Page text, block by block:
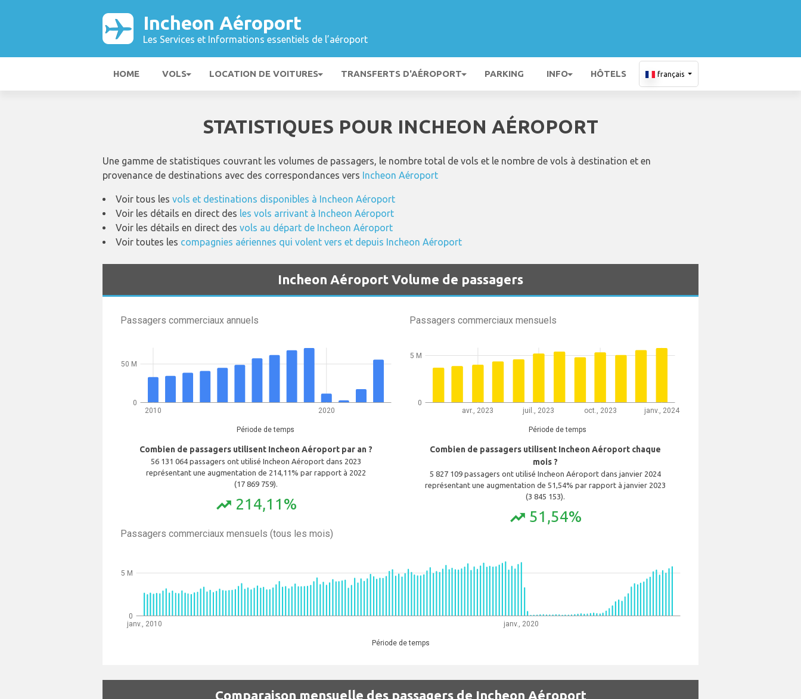
Incheon Aéroport
Les Services et Informations essentiels de l’aéroport
HOME VOLS LOCATION DE VOITURES TRANSFERTS D'AÉROPORT PARKING INFO HÔTELS français
STATISTIQUES POUR INCHEON AÉROPORT
Une gamme de statistiques couvrant les volumes de passagers, le nombre total de vols et le nombre de vols à destination et en
provenance de destinations avec des correspondances vers Incheon Aéroport
Voir tous les vols et destinations disponibles à Incheon Aéroport
Voir les détails en direct des les vols arrivant à Incheon Aéroport
Voir les détails en direct des vols au départ de Incheon Aéroport
Voir toutes les compagnies aériennes qui volent vers et depuis Incheon Aéroport
Incheon Aéroport Volume de passagers
Passagers commerciaux annuels
2010 2020
Période de temps
0
50 M
Combien de passagers utilisent Incheon Aéroport par an ?
56 131 064 passagers ont utilisé Incheon Aéroport dans 2023
représentant une augmentation de 214,11% par rapport à 2022
(17 869 759).
trending_up 214,11%
Passagers commerciaux mensuels
avr., 2023 juil., 2023 oct., 2023 janv., 2024
Période de temps
0
5 M
Combien de passagers utilisent Incheon Aéroport chaque
mois ?
5 827 109 passagers ont utilisé Incheon Aéroport dans janvier 2024
représentant une augmentation de 51,54% par rapport à janvier 2023
(3 845 153).
trending_up 51,54%
Passagers commerciaux mensuels (tous les mois)
janv., 2010 janv., 2020
Période de temps
0
5 M
Comparaison mensuelle des passagers de Incheon Aéroport